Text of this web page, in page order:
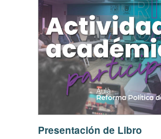
Presentación de Libro